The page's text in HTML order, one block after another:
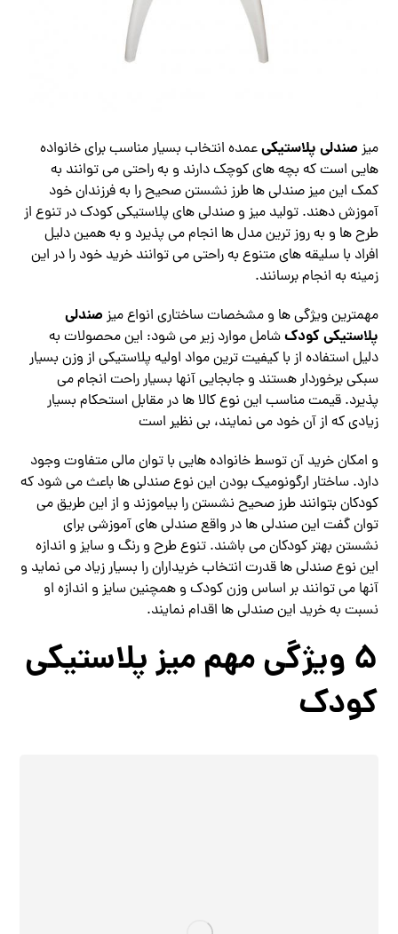
میز صندلی پلاستیکیعمده انتخاب بسیار مناسب برای خانواده
هایی است که بچه های کوچک دارند و به راحتی می‌ توانند به
کمک این میز صندلی ها طرز نشستن صحیح را به فرزندان خود
آموزش دهند. تولید میز و صندلی های پلاستیکی کودک در تنوع از
طرح‌ ها و به روز ترین مدل ها انجام می پذیرد و به همین دلیل
افراد با سلیقه های متنوع به راحتی می توانند خرید خود را در این
زمینه به انجام برسانند.
مهمترین ویژگی ها و مشخصات ساختاری انواع میز صندلی
پلاستیکی کودکشامل موارد زیر می شود: این محصولات به
دلیل استفاده از با کیفیت ترین مواد اولیه پلاستیکی از وزن بسیار
سبکی برخوردار هستند و جابجایی آنها بسیار راحت انجام می
پذیرد. قیمت مناسب این نوع کالا ها در مقابل استحکام بسیار
زیادی که از آن خود می نمایند، بی‌ نظیر است
و امکان خرید آن توسط خانواده هایی با توان مالی متفاوت وجود
دارد. ساختار ارگونومیک بودن این نوع صندلی ها باعث می شود که
کودکان بتوانند طرز صحیح نشستن را بیاموزند و از این طریق می‌
توان گفت این صندلی ها در واقع صندلی های آموزشی برای
نشستن بهتر کودکان می باشند. تنوع طرح و رنگ و سایز و اندازه
این نوع صندلی ها قدرت انتخاب خریداران را بسیار زیاد می نماید و
آنها می‌ توانند بر اساس وزن کودک و همچنین سایز و اندازه او
نسبت به خرید این صندلی ها اقدام نمایند.
5 ویژگی مهم میز پلاستیکی
کودک